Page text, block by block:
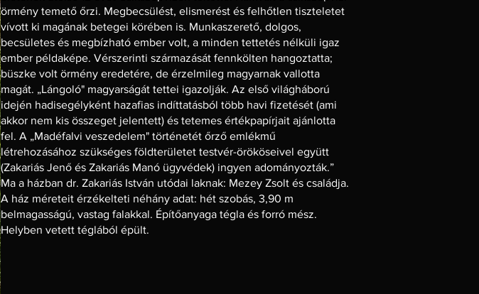
örmény temető őrzi. Megbecsülést, elismerést és felhőtlen tiszteletet
vívott ki magának betegei körében is. Munkaszerető, dolgos,
becsületes és megbízható ember volt, a minden tettetés nélküli igaz
ember példaképe. Vérszerinti származását fennkölten hangoztatta;
büszke volt örmény eredetére, de érzelmileg magyarnak vallotta
magát. „Lángoló" magyarságát tettei igazolják. Az első világháború
idején hadisegélyként hazafias indíttatásból több havi fizetését (ami
akkor nem kis összeget jelentett) és tetemes értékpapírjait ajánlotta
fel. A „Madéfalvi veszedelem" történetét őrző emlékmű
létrehozásához szükséges földterületet testvér-örököseivel együtt
(Zakariás Jenő és Zakariás Manó ügyvédek) ingyen adományozták.”
Ma a házban dr. Zakariás István utódai laknak: Mezey Zsolt és családja.
A ház méreteit érzékelteti néhány adat: hét szobás, 3,90 m
belmagasságú, vastag falakkal. Építőanyaga tégla és forró mész.
Helyben vetett téglából épült.